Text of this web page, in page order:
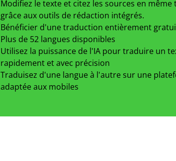
Modifiez le texte et citez les sources en même
grâce aux outils de rédaction intégrés.
Bénéficier d'une traduction entièrement
Plus de 52 langues disponibles
Utilisez la puissance de l'IA pour traduire un
rapidement et avec précision
Traduisez d'une langue à l'autre sur une
adaptée aux mobiles